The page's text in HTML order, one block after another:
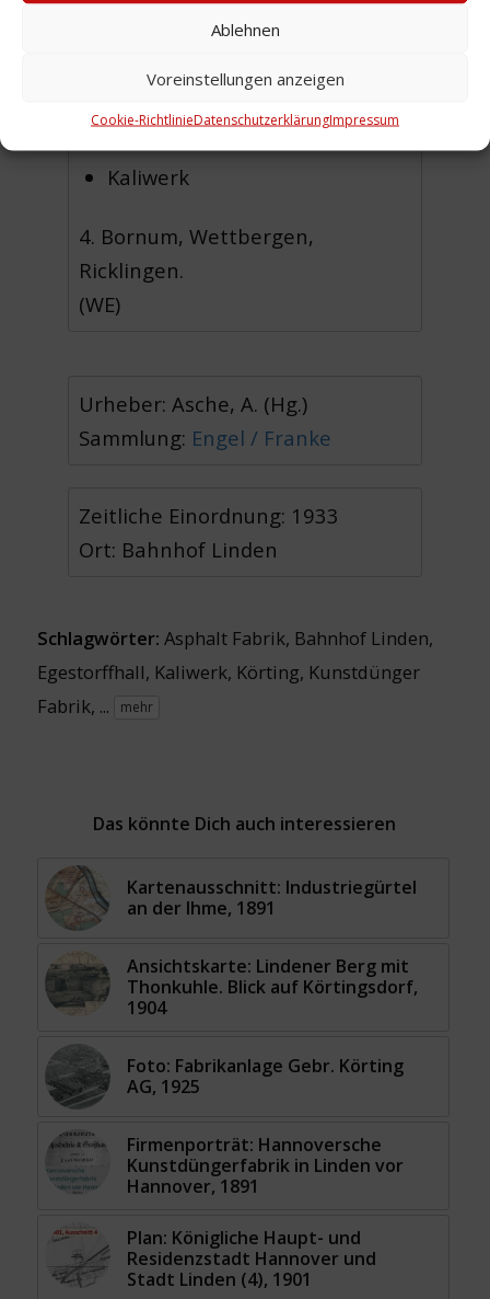
Ablehnen
Voreinstellungen anzeigen
Cookie-RichtlinieDatenschutzerklärungImpressum
Bahnhof Linden
Zündhütchen Fabrik
Kaliwerk
4. Bornum, Wettbergen,
Ricklingen.
(WE)
Urheber: Asche, A. (Hg.)
Sammlung: Engel / Franke
Zeitliche Einordnung: 1933
Ort: Bahnhof Linden
Schlagwörter: Asphalt Fabrik, Bahnhof Linden,
Egestorffhall, Kaliwerk, Körting, Kunstdünger
Fabrik, ... mehr
Das könnte Dich auch interessieren
Kartenausschnitt: Industriegürtel
an der Ihme, 1891
Ansichtskarte: Lindener Berg mit
Thonkuhle. Blick auf Körtingsdorf,
1904
Foto: Fabrikanlage Gebr. Körting
AG, 1925
Firmenporträt: Hannoversche
Kunstdüngerfabrik in Linden vor
Hannover, 1891
Plan: Königliche Haupt- und
Residenzstadt Hannover und
Stadt Linden (4), 1901